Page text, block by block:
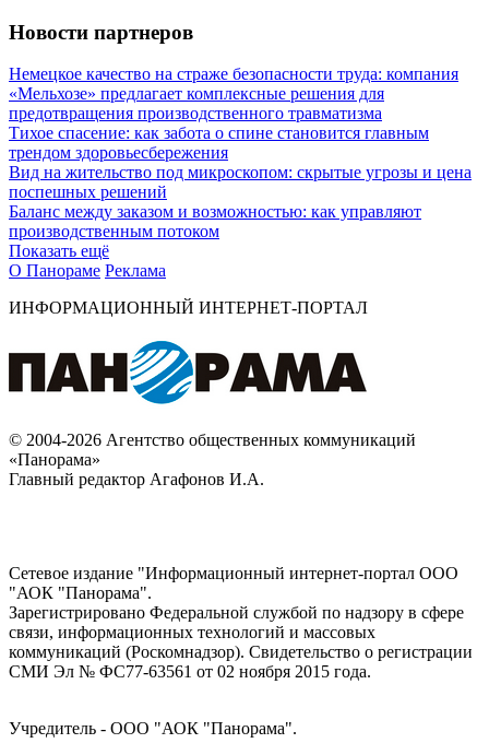
Новости партнеров
Немецкое качество на страже безопасности труда: компания
«Мельхозе» предлагает комплексные решения для
предотвращения производственного травматизма
Тихое спасение: как забота о спине становится главным
трендом здоровьесбережения
Вид на жительство под микроскопом: скрытые угрозы и цена
поспешных решений
Баланс между заказом и возможностью: как управляют
производственным потоком
Показать ещё
О Панораме Реклама
ИНФОРМАЦИОННЫЙ ИНТЕРНЕТ-ПОРТАЛ
© 2004-2026 Агентство общественных коммуникаций
«Панорама»
Главный редактор Агафонов И.А.
Сетевое издание "Информационный интернет-портал ООО
"АОК "Панорама".
Зарегистрировано Федеральной службой по надзору в сфере
связи, информационных технологий и массовых
коммуникаций (Роскомнадзор). Cвидетельство о регистрации
СМИ Эл № ФС77-63561 от 02 ноября 2015 года.
Учредитель - ООО "АОК "Панорама".